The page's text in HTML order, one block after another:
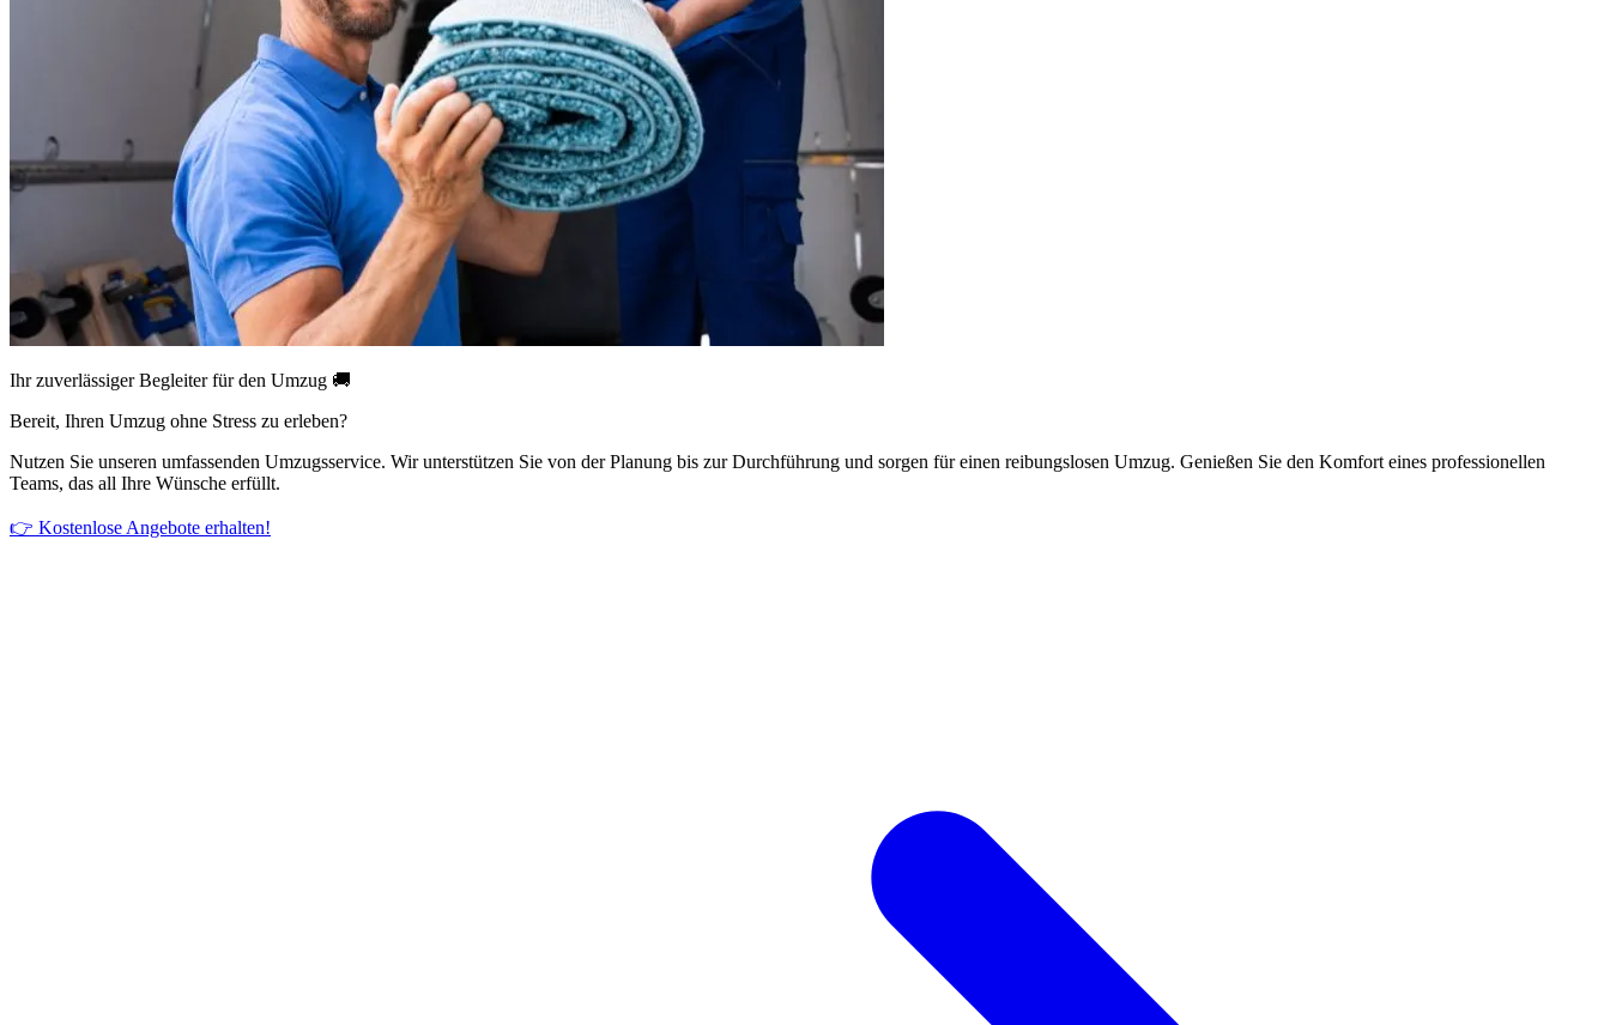
Ihr zuverlässiger Begleiter für den Umzug 🚚
Bereit, Ihren Umzug ohne Stress zu erleben?
Nutzen Sie unseren umfassenden Umzugsservice. Wir unterstützen Sie von der Planung bis zur Durchführung und sorgen für einen reibungslosen Umzug. Genießen Sie den Komfort eines professionellen
Teams, das all Ihre Wünsche erfüllt.
👉 Kostenlose Angebote erhalten!